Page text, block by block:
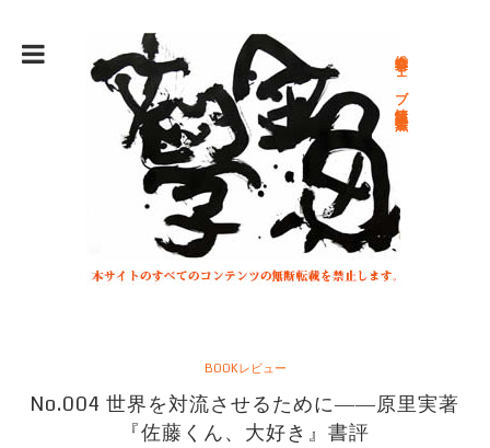
総合文学ウェブ情報誌 文学金魚
BOOKレビュー
No.004 世界を対流させるために――原里実著
『佐藤くん、大好き』書評